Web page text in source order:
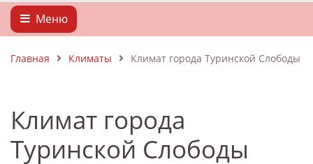
Меню
Главная Климаты Климат города Туринской Слободы
Климат города
Туринской Слободы